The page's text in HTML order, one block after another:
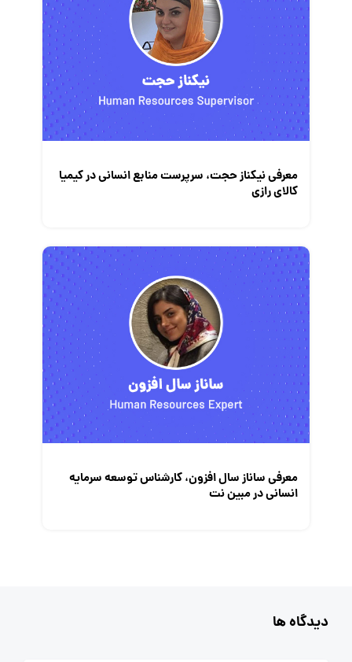
معرفی نیکناز حجت، سرپرست منابع انسانی در کیمیا
کالای رازی
معرفی ساناز سال افزون، کارشناس توسعه سرمایه
انسانی در مبین نت
دیدگاه ها